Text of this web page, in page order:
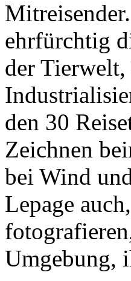
ehrfürchtig
der
den 30
Zeichnen
bei Wind
Lepage
Umgebung,